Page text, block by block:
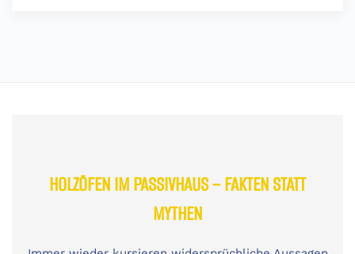
HOLZÖFEN IM PASSIVHAUS – FAKTEN STATT
MYTHEN